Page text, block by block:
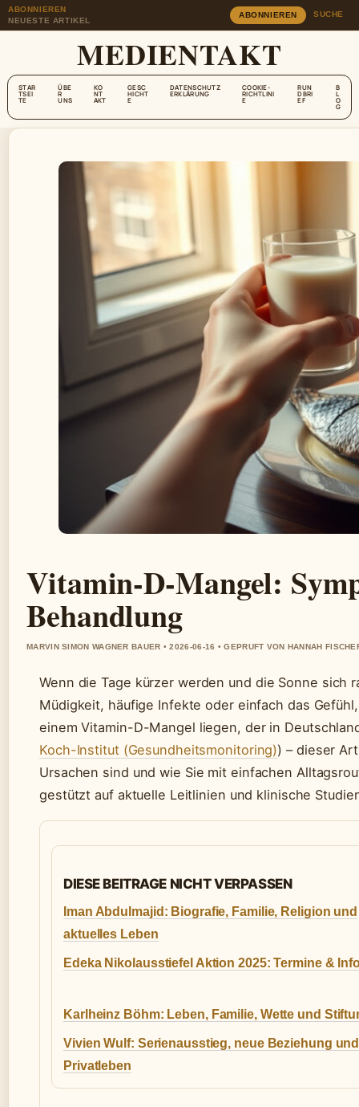
ABONNIEREN
NEUESTE ARTIKEL
ABONNIEREN SUCHE
MEDIENTAKT
STAR
TSEI
TE
ÜBE
R
UNS
KO
NT
AKT
GESC
HICHT
E
DATENSCHUTZ
ERKLÄRUNG
COOKIE-
RICHTLINI
E
RUN
DBRI
EF
B
L
O
G
Vitamin-D-Mangel:
Behandlung
MARVIN SIMON WAGNER BAUER • 2026-06-16 • GEPRUFT VON HANNAH
Wenn die Tage kürzer werden und die Sonne
Müdigkeit, häufige Infekte oder einfach das
einem Vitamin-D-Mangel liegen, der in
Koch-Institut (Gesundheitsmonitoring)) – dieser
Ursachen sind und wie Sie mit einfachen
gestützt auf aktuelle Leitlinien und klinische
DIESE BEITRAGE NICHT VERPASSEN
Iman Abdulmajid: Biografie, Familie, Religion und
aktuelles Leben
Edeka Nikolausstiefel Aktion 2025: Termine &
Karlheinz Böhm: Leben, Familie, Wette und
Vivien Wulf: Serienausstieg, neue Beziehung und
Privatleben